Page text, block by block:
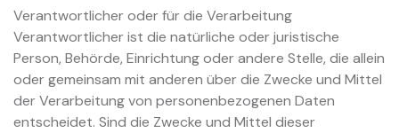
Verantwortlicher oder für die Verarbeitung
Verantwortlicher ist die natürliche oder juristische
Person, Behörde, Einrichtung oder andere Stelle, die allein
oder gemeinsam mit anderen über die Zwecke und Mittel
der Verarbeitung von personenbezogenen Daten
entscheidet. Sind die Zwecke und Mittel dieser